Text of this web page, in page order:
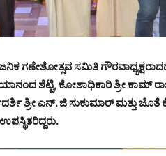
ಗಣೇಶೋತ್ಸವ ಸಮಿತಿ
ಶೆಟ್ಟಿ, ಕೋಶಾಧಿಕಾರಿ ಶ್ರೀ ಕಾಮ್
ಶ್ರೀ ಎನ್. ಜಿ ಸುಕುಮಾರ್ ಮತ್ತು ಜೊತೆ